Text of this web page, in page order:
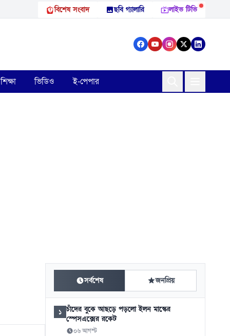
বিশেষ সংবাদ ছবি গ্যালারি লাইভ টিভি
শিক্ষা ভিডিও ই-পেপার
সর্বশেষ জনপ্রিয়
১ চাঁদের বুকে আছড়ে পড়লো ইলন মাস্কের
স্পেসএক্সের রকেট
০৬ আগস্ট